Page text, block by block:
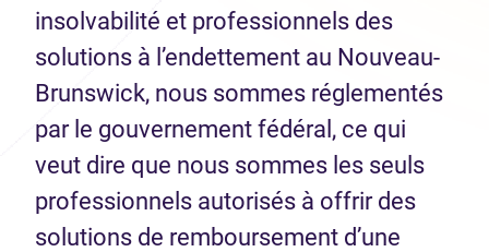
insolvabilité et professionnels des
solutions à l’endettement au Nouveau-
Brunswick, nous sommes réglementés
par le gouvernement fédéral, ce qui
veut dire que nous sommes les seuls
professionnels autorisés à offrir des
solutions de remboursement d’une